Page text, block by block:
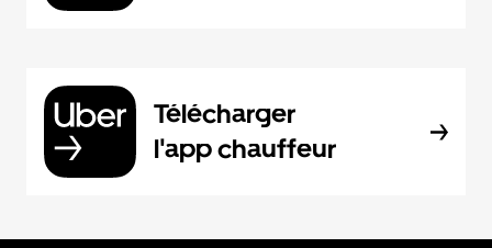
Télécharger
l'app chauffeur